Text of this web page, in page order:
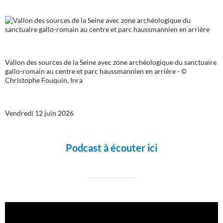
Vallon des sources de la Seine avec zone archéologique du sanctuaire
gallo-romain au centre et parc haussmannien en arrière - ©
Christophe Fouquin, Inra
Vendredi 12 juin 2026
Podcast à écouter ici